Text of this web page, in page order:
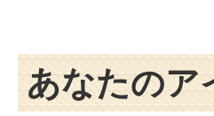
あなたのア